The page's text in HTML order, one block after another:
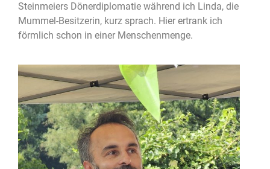
Steinmeiers Dönerdiplomatie während ich Linda, die
Mummel-Besitzerin, kurz sprach. Hier ertrank ich
förmlich schon in einer Menschenmenge.